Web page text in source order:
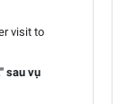
visit to
sau vụ